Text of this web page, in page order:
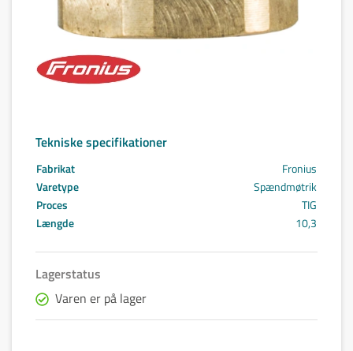
Tekniske specifikationer
Fabrikat
Fronius
Varetype
Spændmøtrik
Proces
TIG
Længde
10,3
Lagerstatus
Varen er på lager